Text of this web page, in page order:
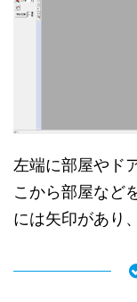
左端に部屋やド
こから部屋など
には矢印があり